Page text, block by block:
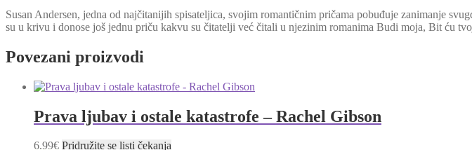
Susan Andersen, jedna od najčitanijih spisateljica, svojim romantičnim pričama pobuđuje zanimanje
su u krivu i donose još jednu priču kakvu su čitatelji već čitali u njezinim romanima Budi moja, Bit ću
Povezani proizvodi
Prava ljubav i ostale katastrofe – Rachel Gibson
6.99€ Pridružite se listi čekanja